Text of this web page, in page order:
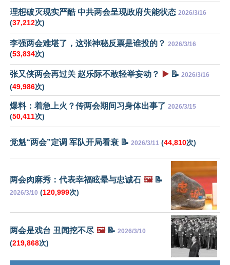
理想破灭现实严酷 中共两会呈现政府失能状态 2026/3/16
(37,212次)
李强两会难堪了，这张神秘反票是谁投的？ 2026/3/16
(53,834次)
张又侠两会再过关 赵乐际不敢轻举妄动？ ▶️ 📝 2026/3/16
(49,986次)
爆料：着急上火？传两会期间习身体出事了 2026/3/15
(50,411次)
党魁“两会”定调 军队开局看衰 📝 2026/3/11 (44,810次)
两会肉麻秀：代表幸福眩晕与忠诚石 🖼️📝
2026/3/10 (120,999次)
两会是戏台 丑闻挖不尽 🖼️📝 2026/3/10
(219,868次)